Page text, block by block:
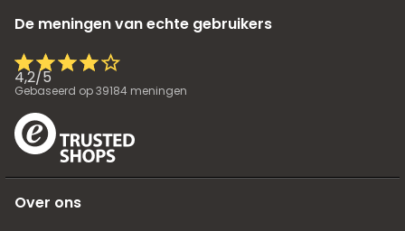
De meningen van echte gebruikers
4,2/5
Gebaseerd op39184 meningen
Over ons